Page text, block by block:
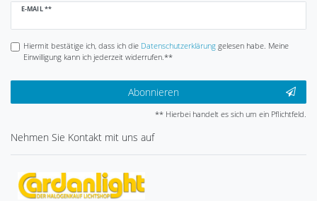
E-MAIL **
Newsletter
Hiermit bestätige ich, dass ich die Daten­schutz­erklärunggelesen habe. Meine
Einwilligung kann ich jederzeit widerrufen.**
Abonnieren
** Hierbei handelt es sich um ein Pflichtfeld.
Nehmen Sie Kontakt mit uns auf